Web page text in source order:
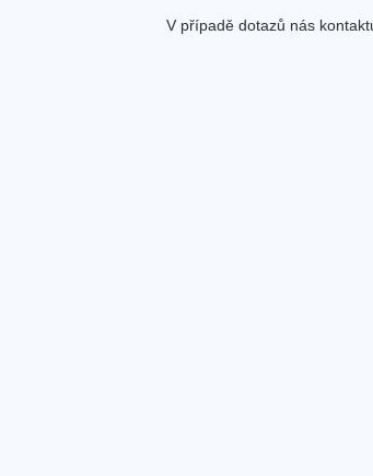
V případě dotazů nás